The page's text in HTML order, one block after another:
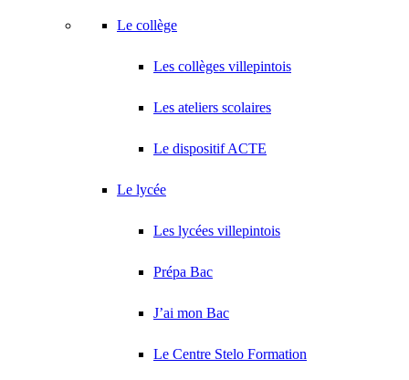
Le collège
Les collèges villepintois
Les ateliers scolaires
Le dispositif ACTE
Le lycée
Les lycées villepintois
Prépa Bac
J’ai mon Bac
Le Centre Stelo Formation